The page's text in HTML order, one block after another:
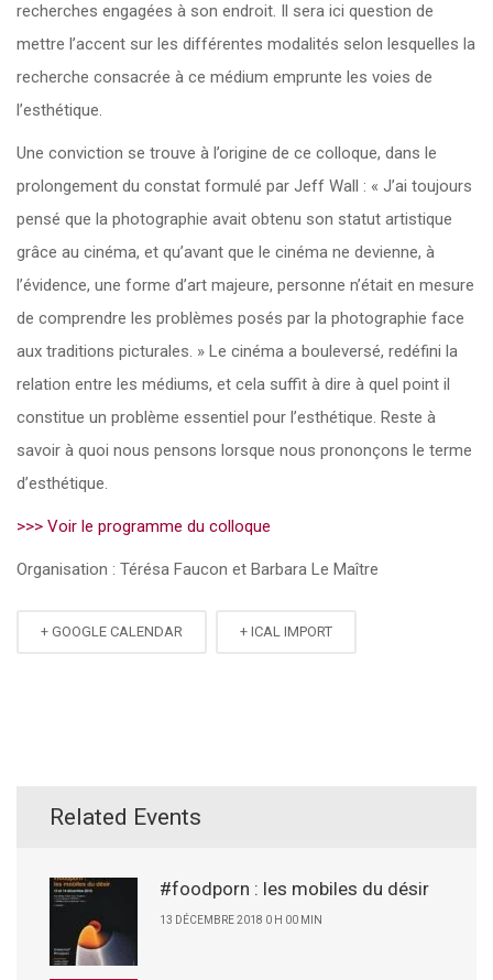
recherches engagées à son endroit. Il sera ici question de
mettre l’accent sur les différentes modalités selon lesquelles la
recherche consacrée à ce médium emprunte les voies de
l’esthétique.
Une conviction se trouve à l’origine de ce colloque, dans le
prolongement du constat formulé par Jeff Wall : « J’ai toujours
pensé que la photographie avait obtenu son statut artistique
grâce au cinéma, et qu’avant que le cinéma ne devienne, à
l’évidence, une forme d’art majeure, personne n’était en mesure
de comprendre les problèmes posés par la photographie face
aux traditions picturales. » Le cinéma a bouleversé, redéfini la
relation entre les médiums, et cela suffit à dire à quel point il
constitue un problème essentiel pour l’esthétique. Reste à
savoir à quoi nous pensons lorsque nous prononçons le terme
d’esthétique.
>>> Voir le programme du colloque
Organisation : Térésa Faucon et Barbara Le Maître
+ GOOGLE CALENDAR + ICAL IMPORT
Related Events
#foodporn : les mobiles du désir
13 DÉCEMBRE 2018 0 H 00 MIN